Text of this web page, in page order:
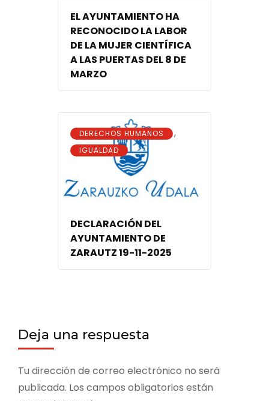
EL AYUNTAMIENTO HA
RECONOCIDO LA LABOR
DE LA MUJER CIENTÍFICA
A LAS PUERTAS DEL 8 DE
MARZO
DERECHOS HUMANOS ,
IGUALDAD
DECLARACIÓN DEL
AYUNTAMIENTO DE
ZARAUTZ 19-11-2025
Deja una respuesta
Tu dirección de correo electrónico no será
publicada. Los campos obligatorios están